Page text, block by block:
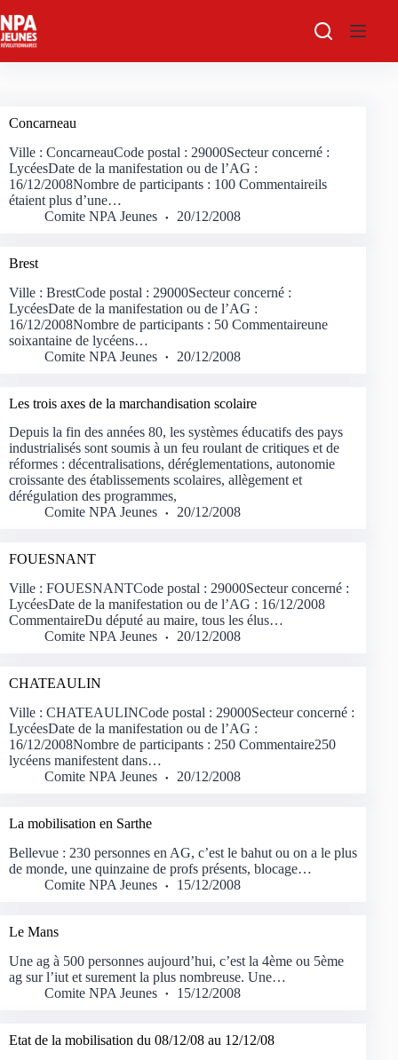
au
contenu
Concarneau
Ville : ConcarneauCode postal : 29000Secteur concerné :
LycéesDate de la manifestation ou de l’AG :
16/12/2008Nombre de participants : 100 Commentaireils
étaient plus d’une…
Comite NPA Jeunes
20/12/2008
Brest
Ville : BrestCode postal : 29000Secteur concerné :
LycéesDate de la manifestation ou de l’AG :
16/12/2008Nombre de participants : 50 Commentaireune
soixantaine de lycéens…
Comite NPA Jeunes
20/12/2008
Les trois axes de la marchandisation scolaire
Depuis la fin des années 80, les systèmes éducatifs des pays
industrialisés sont soumis à un feu roulant de critiques et de
réformes : décentralisations, déréglementations, autonomie
croissante des établissements scolaires, allègement et
dérégulation des programmes,
Comite NPA Jeunes
20/12/2008
FOUESNANT
Ville : FOUESNANTCode postal : 29000Secteur concerné :
LycéesDate de la manifestation ou de l’AG : 16/12/2008
CommentaireDu député au maire, tous les élus…
Comite NPA Jeunes
20/12/2008
CHATEAULIN
Ville : CHATEAULINCode postal : 29000Secteur concerné :
LycéesDate de la manifestation ou de l’AG :
16/12/2008Nombre de participants : 250 Commentaire250
lycéens manifestent dans…
Comite NPA Jeunes
20/12/2008
La mobilisation en Sarthe
Bellevue : 230 personnes en AG, c’est le bahut ou on a le plus
de monde, une quinzaine de profs présents, blocage…
Comite NPA Jeunes
15/12/2008
Le Mans
Une ag à 500 personnes aujourd’hui, c’est la 4ème ou 5ème
ag sur l’iut et surement la plus nombreuse. Une…
Comite NPA Jeunes
15/12/2008
Etat de la mobilisation du 08/12/08 au 12/12/08